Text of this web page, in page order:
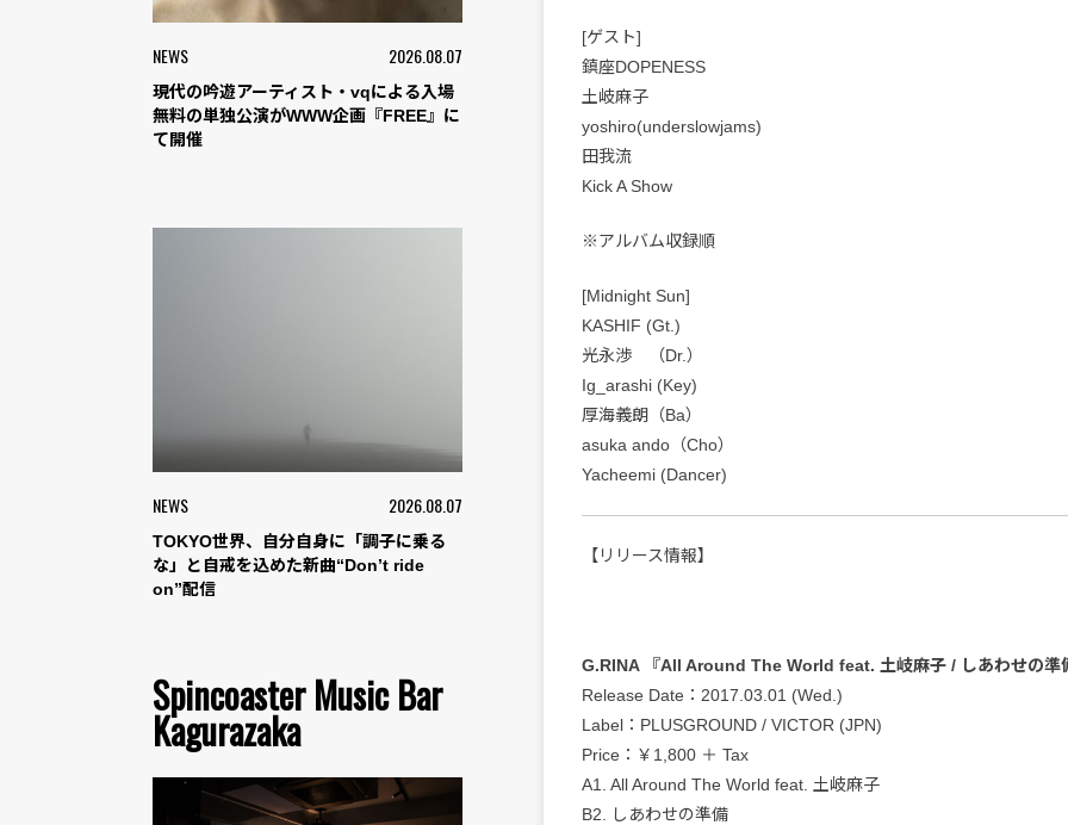
NEWS 2026.08.07
現代の吟遊アーティスト・vqによる入場
無料の単独公演がWWW企画『FREE』に
て開催
NEWS 2026.08.07
TOKYO世界、自分自身に「調子に乗る
な」と自戒を込めた新曲“Don’t ride
on”配信
Spincoaster Music Bar
Kagurazaka
[ゲスト]
鎮座DOPENESS
土岐麻子
yoshiro(underslowjams)
田我流
Kick A Show
※アルバム収録順
[Midnight Sun]
KASHIF (Gt.)
光永渉 （Dr.）
Ig_arashi (Key)
厚海義朗（Ba）
asuka ando（Cho）
Yacheemi (Dancer)
【リリース情報】
G.RINA 『All Around The World feat. 土岐麻子 / しあわせの準
Release Date：2017.03.01 (Wed.)
Label：PLUSGROUND / VICTOR (JPN)
Price：￥1,800 ＋ Tax
A1. All Around The World feat. 土岐麻子
B2. しあわせの準備